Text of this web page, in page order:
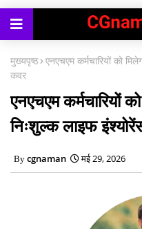
मुख्यपृष्ठ एनएचएम कर्मचारियों को
कवर
एनएचएम कर्मचारियों
निःशुल्क लाइफ
cgnaman मई 29, 2026